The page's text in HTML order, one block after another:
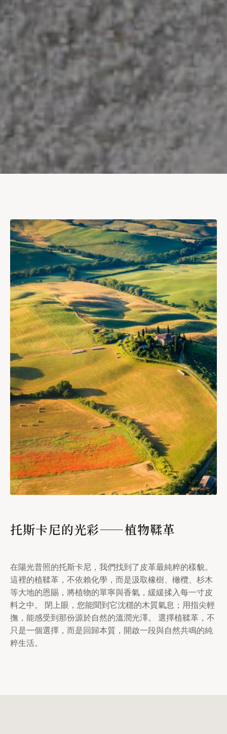
托斯卡尼的光彩——植物鞣革
在陽光普照的托斯卡尼，我們找到了皮革最純粹的樣貌。
這裡的植鞣革，不依賴化學，而是汲取橡樹、橄欖、杉木
等大地的恩賜，將植物的單寧與香氣，緩緩揉入每一寸皮
料之中。 閉上眼，您能聞到它沈穩的木質氣息；用指尖輕
撫，能感受到那份源於自然的溫潤光澤。 選擇植鞣革，不
只是一個選擇，而是回歸本質，開啟一段與自然共鳴的純
粹生活。